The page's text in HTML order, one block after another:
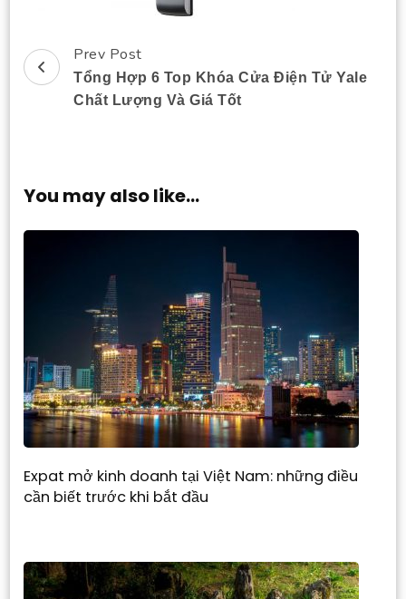
Post
Navigation
Prev Post
Tổng Hợp 6 Top Khóa Cửa Điện Tử Yale
Chất Lượng Và Giá Tốt
You may also like...
Expat mở kinh doanh tại Việt Nam: những điều
cần biết trước khi bắt đầu